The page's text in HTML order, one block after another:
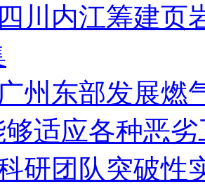
四川内江筹建页
广州东部发展燃
适应各种恶
研团队突破性